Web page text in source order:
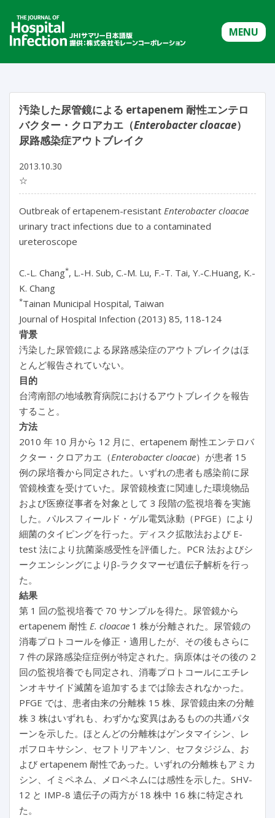
MENU
汚染した尿管鏡による ertapenem 耐性エンテロ
バクター・クロアカエ（Enterobacter cloacae）
尿路感染症アウトブレイク
2013.10.30
☆
Outbreak of ertapenem-resistant Enterobacter cloacae
urinary tract infections due to a contaminated
ureteroscope
C.-L. Chang*, L.-H. Sub, C.-M. Lu, F.-T. Tai, Y.-C.Huang, K.-
K. Chang
*Tainan Municipal Hospital, Taiwan
Journal of Hospital Infection (2013) 85, 118-124
背景
汚染した尿管鏡による尿路感染症のアウトブレイクはほ
とんど報告されていない。
目的
台湾南部の地域教育病院におけるアウトブレイクを報告
すること。
方法
2010 年 10 月から 12 月に、ertapenem 耐性エンテロバ
クター・クロアカエ（Enterobacter cloacae）が患者 15
例の尿培養から同定された。いずれの患者も感染前に尿
管鏡検査を受けていた。尿管鏡検査に関連した環境物品
および医療従事者を対象として 3 段階の監視培養を実施
した。パルスフィールド・ゲル電気泳動（PFGE）により
細菌のタイピングを行った。ディスク拡散法および E-
test 法により抗菌薬感受性を評価した。PCR 法およびシ
ークエンシングによりβ-ラクタマーゼ遺伝子解析を行っ
た。
結果
第 1 回の監視培養で 70 サンプルを得た。尿管鏡から
ertapenem 耐性 E. cloacae 1 株が分離された。尿管鏡の
消毒プロトコールを修正・適用したが、その後もさらに
7 件の尿路感染症症例が特定された。病原体はその後の 2
回の監視培養でも同定され、消毒プロトコールにエチレ
ンオキサイド滅菌を追加するまでは除去されなかった。
PFGE では、患者由来の分離株 15 株、尿管鏡由来の分離
株 3 株はいずれも、わずかな変異はあるものの共通パタ
ーンを示した。ほとんどの分離株はゲンタマイシン、レ
ボフロキサシン、セフトリアキソン、セフタジジム、お
よび ertapenem 耐性であった。いずれの分離株もアミカ
シン、イミペネム、メロペネムには感性を示した。SHV-
12 と IMP-8 遺伝子の両方が 18 株中 16 株に特定され
た。